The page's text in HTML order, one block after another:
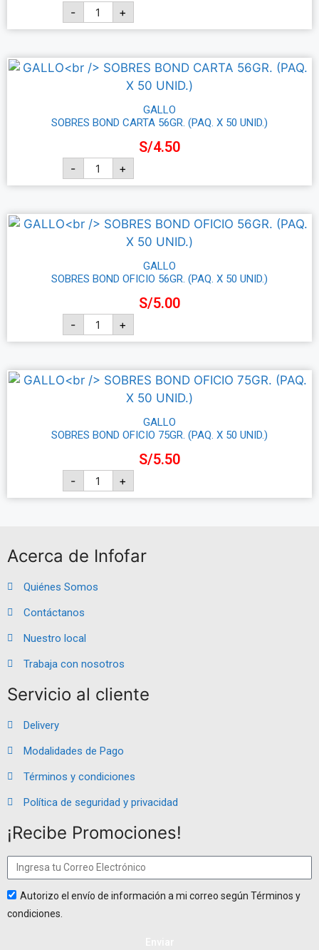
- +
GALLO
SOBRES BOND CARTA 56GR. (PAQ. X 50 UNID.)
S/4.50
- +
GALLO
SOBRES BOND OFICIO 56GR. (PAQ. X 50 UNID.)
S/5.00
- +
GALLO
SOBRES BOND OFICIO 75GR. (PAQ. X 50 UNID.)
S/5.50
- +
Acerca de Infofar
Quiénes Somos
Contáctanos
Nuestro local
Trabaja con nosotros
Servicio al cliente
Delivery
Modalidades de Pago
Términos y condiciones
Política de seguridad y privacidad
¡Recibe Promociones!
Autorizo el envío de información a mi correo según Términos y
condiciones.